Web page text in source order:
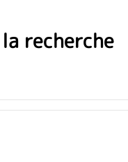
recherche